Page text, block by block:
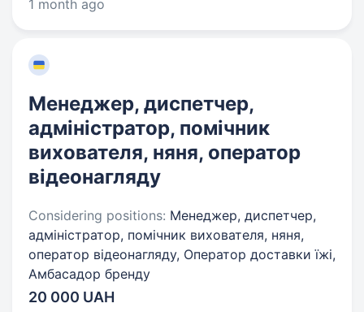
1 month ago
Менеджер, диспетчер,
адміністратор, помічник
вихователя, няня, оператор
відеонагляду
Considering positions: Менеджер, диспетчер,
адміністратор, помічник вихователя, няня,
оператор відеонагляду, Оператор доставки їжі,
Амбасадор бренду
20 000 UAH